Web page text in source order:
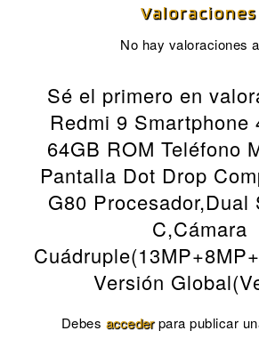
Valoraciones
No hay valoraciones
Sé el primero en
Redmi 9 Smartphone
64GB ROM Teléfono
Pantalla Dot Drop
G80 Procesador,Dual
C,Cámara
Versión
Debes accederpara publicar